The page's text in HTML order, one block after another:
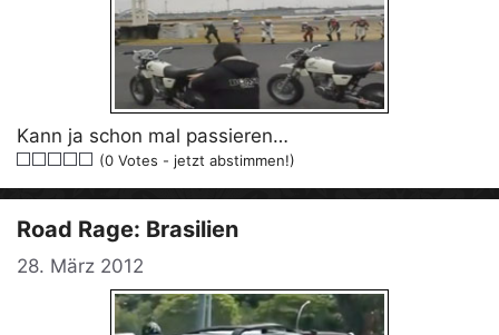
Kann ja schon mal passieren…
(0 Votes - jetzt abstimmen!)
Road Rage: Brasilien
28. März 2012